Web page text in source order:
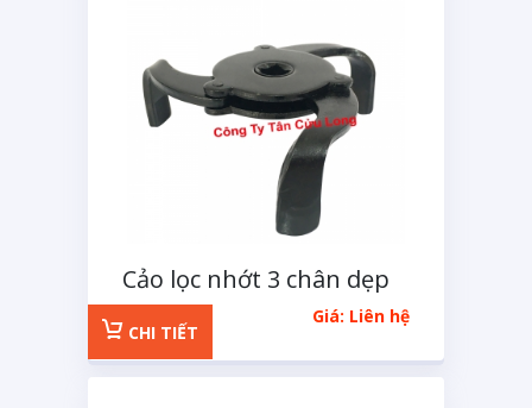
Cảo lọc nhớt 3 chân dẹp
XGM
Giá: Liên hệ
CHI TIẾT